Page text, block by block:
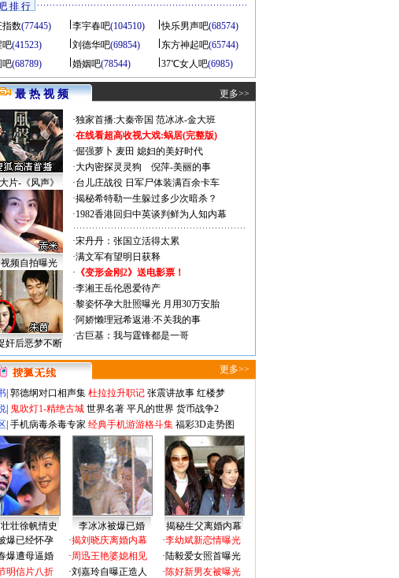
排 行
指数(77445) 李宇春吧(104510) 快乐男声吧(68574)
吧(41523) 刘德华吧(69854) 东方神起吧(65744)
吧(68789) 婚姻吧(78544) 37℃女人吧(6985)
最 热 视 频 更多>>
片-《风声》
频自拍曝光
奸后恶梦不断
·独家首播:大秦帝国 范冰冰-金大班
·在线看超高收视大戏:蜗居(完整版)
·倔强萝卜 麦田 媳妇的美好时代
·大内密探灵灵狗
倪萍-美丽的事
·台儿庄战役 日军尸体装满百余卡车
·揭秘希特勒一生躲过多少次暗杀？
·1982香港回归中英谈判鲜为人知内幕
·宋丹丹：张国立活得太累
·满文军有望明日获释
· 《变形金刚2》送电影票！
·李湘王岳伦恩爱待产
·黎姿怀孕大肚照曝光 月用30万安胎
·阿娇懒理冠希返港:不关我的事
·古巨基：我与霆锋都是一哥
更多>>
郭德纲对口相声集 杜拉拉升职记 张震讲故事 红楼梦
鬼吹灯1-精绝古城 世界名著 平凡的世界 货币战争2
手机病毒杀毒专家 经典手机游游格斗集 福彩3D走势图
壮徐帆情史 李冰冰被爆已婚
揭秘生父离婚内幕
爆已经怀孕
爆遭母逼婚
明信片八折
·揭刘晓庆离婚内幕
·周迅王艳婆媳相见
·刘嘉玲自曝正造人
·李幼斌新恋情曝光
·陆毅爱女照首曝光
·陈好新男友被曝光